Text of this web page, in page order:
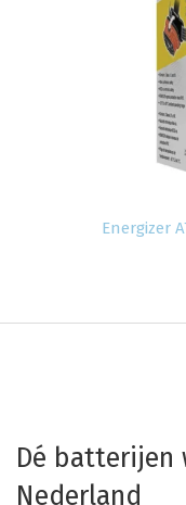
Energizer
Dé batterijen
Nederland